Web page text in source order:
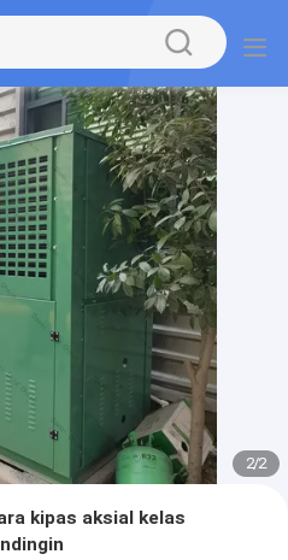
2/2
kipas aksial kelas